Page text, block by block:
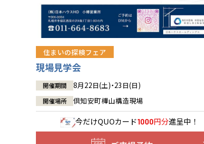
住まいの探検フェア
現場見学会
開催期間 8月22日(土)・23日(日)
開催場所 倶知安町樺山構造現場
今だけQUOカード1000円分進呈中！